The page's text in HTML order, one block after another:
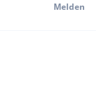
Melden